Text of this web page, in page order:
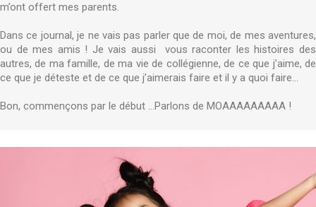
m’ont offert mes parents.
Dans ce journal, je ne vais pas parler que de moi, de mes aventures,
ou de mes amis ! Je vais aussi vous raconter les histoires des
autres, de ma famille, de ma vie de collégienne, de ce que j’aime, de
ce que je déteste et de ce que j’aimerais faire et il y a quoi faire...
Bon, commençons par le début ...Parlons de MOAAAAAAAAA !